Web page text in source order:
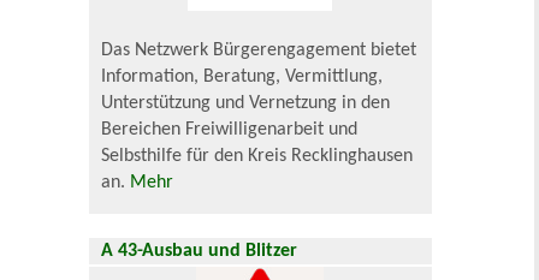
Das Netzwerk Bürgerengagement bietet
Information, Beratung, Vermittlung,
Unterstützung und Vernetzung in den
Bereichen Freiwilligenarbeit und
Selbsthilfe für den Kreis Recklinghausen
an. Mehr
A 43-Ausbau und Blitzer